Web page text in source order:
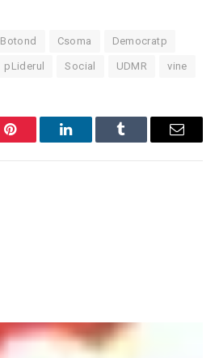
Botond Csoma Democratp
pLiderul Social UDMR vine
Pinterest LinkedInTumblr Email